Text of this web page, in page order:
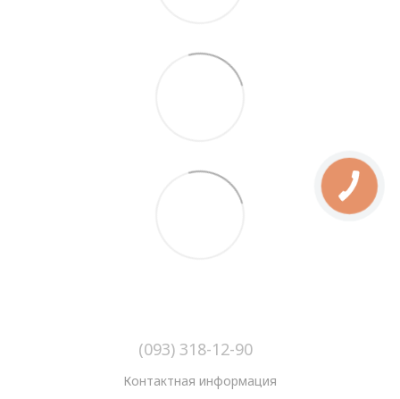
(093) 318-12-90
Контактная информация